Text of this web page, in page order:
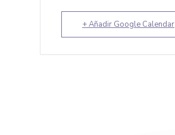
+ Añadir Google Calendar